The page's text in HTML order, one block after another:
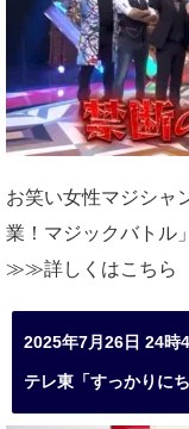
お笑い女性マジシャ
業！マジックバトル
≫≫詳しくはこちら
2025年7月26日 24時
テレ東「すっかりに